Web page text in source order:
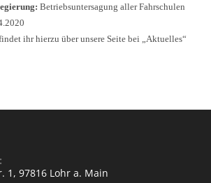
Betriebsuntersagung aller Fahrschulen
ihr hierzu über unsere Seite bei „Aktuelles“
1, 97816 Lohr a. Main